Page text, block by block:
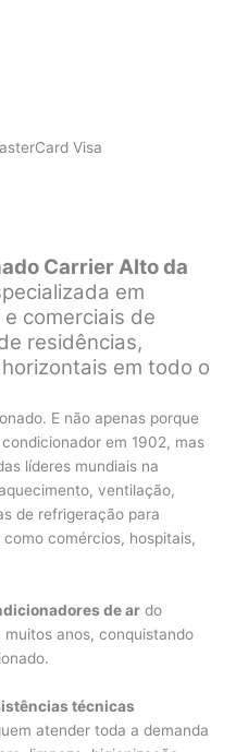
Visa
Carrier Alto da
em
comerciais de
residências,
em todo o
E não apenas porque
em 1902, mas
líderes mundiais na
ventilação,
de refrigeração para
comércios, hospitais,
de ar do
muitos anos, conquistando
técnicas
atender toda a demanda